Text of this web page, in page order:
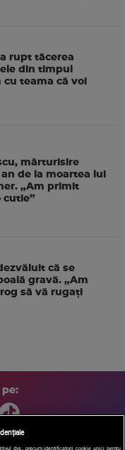
rupt tăcerea
din timpul
cu teama că voi
mărturisire
de la moartea lui
„Am primit
cutie”
că se
gravă. „Am
să vă rugați
pe:
dvs., precum identificatorii cookie unici pentru